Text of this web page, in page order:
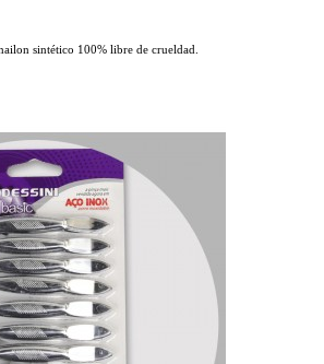
sintético 100% libre de crueldad.